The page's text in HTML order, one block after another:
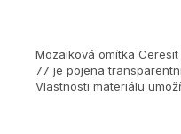
Mozaiková omítka
77 je pojena
Vlastnosti materiálu